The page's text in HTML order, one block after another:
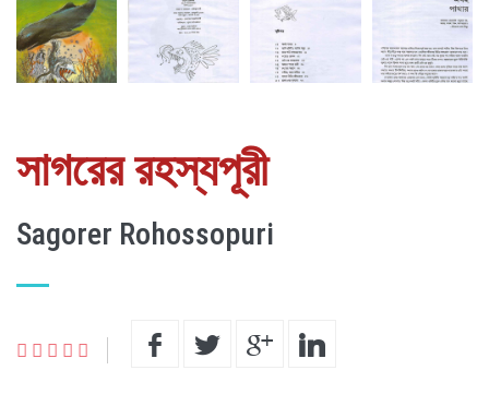
সাগরের রহস্যপূরী
Sagorer Rohossopuri